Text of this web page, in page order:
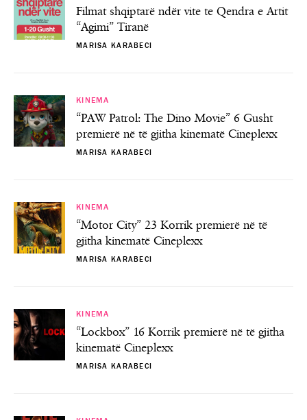
Filmat shqiptarë ndër vite te Qendra e Artit
“Agimi” Tiranë
MARISA KARABECI
KINEMA
“PAW Patrol: The Dino Movie” 6 Gusht
premierë në të gjitha kinematë Cineplexx
MARISA KARABECI
KINEMA
“Motor City” 23 Korrik premierë në të
gjitha kinematë Cineplexx
MARISA KARABECI
KINEMA
“Lockbox” 16 Korrik premierë në të gjitha
kinematë Cineplexx
MARISA KARABECI